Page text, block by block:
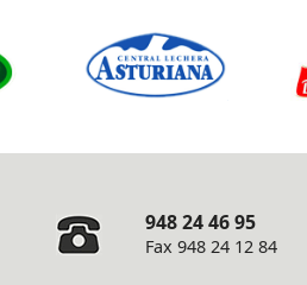
948 24 46 95
Fax 948 24 12 84